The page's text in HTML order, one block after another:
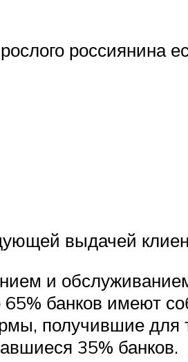
выдачей
и
65% банков имеют
получившие
35% банков.